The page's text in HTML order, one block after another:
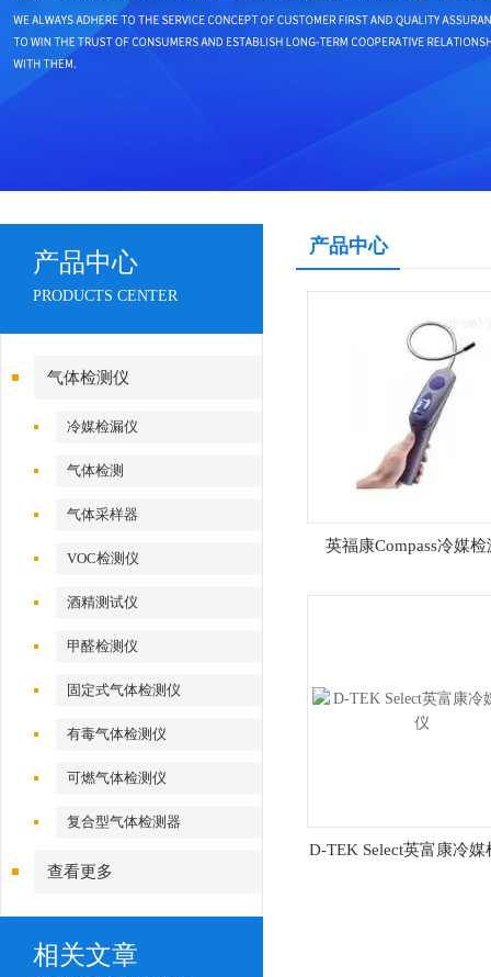
产品中心
PRODUCTS CENTER
气体检测仪
冷媒检漏仪
气体检测
气体采样器
VOC检测仪
酒精测试仪
甲醛检测仪
固定式气体检测仪
有毒气体检测仪
可燃气体检测仪
复合型气体检测器
查看更多
相关文章
产品中心
英福康Compass冷媒检
D-TEK Select英富康冷媒